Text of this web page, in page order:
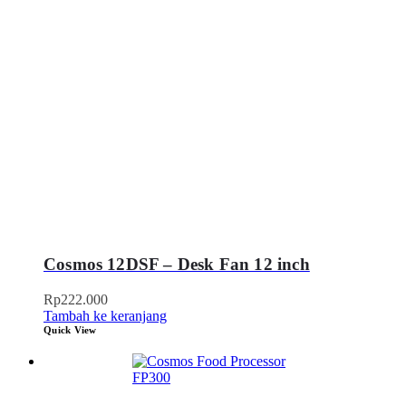
Cosmos 12DSF – Desk Fan 12 inch
Rp222.000
Tambah ke keranjang
Quick View